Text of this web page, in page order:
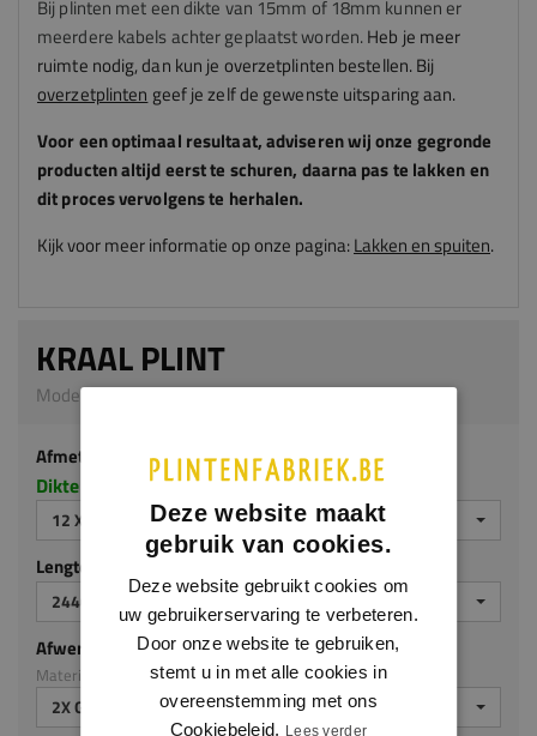
Bij plinten met een dikte van 15mm of 18mm kunnen er
meerdere kabels achter geplaatst worden.Heb je meer
ruimte nodig, dan kun je overzetplinten bestellen. Bij
overzetplinten geef je zelf de gewenste uitsparing aan.
Voor een optimaal resultaat, adviserenwijonze gegronde
producten altijd eerst te schuren, daarna pas te lakken en
dit proces vervolgens te herhalen.
Kijk voor meer informatie op onze pagina:Lakken en spuiten.
KRAAL PLINT
Model 0105 | 12 x 68 mm | MDF v313
Afmeting
Dikte x hoogte in millimeters
12 X 68 MM
Lengte (mm)
2440 MM
Afwerking
Materiaal: MDF v313
2X GEGROND
Deze website maakt
gebruik van cookies.
Deze website gebruikt cookies om
uw gebruikerservaring te verbeteren.
Door onze website te gebruiken,
stemt u in met alle cookies in
overeenstemming met ons
Cookiebeleid. Lees verder